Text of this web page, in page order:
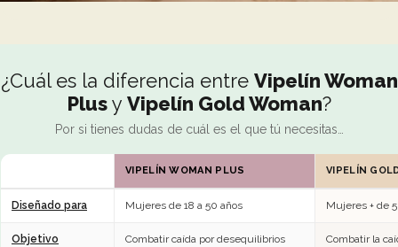
¿Cuál es la diferencia entre Vipelín Woman
Plusy Vipelín Gold Woman?
Por si tienes dudas de cuál es el que tú necesitas…
VIPELÍN WOMAN PLUS VIPELÍN
Diseñado para Mujeres de 18 a 50 años Mujeres + de
Objetivo
Combatir caída por desequilibrios
Combatir la